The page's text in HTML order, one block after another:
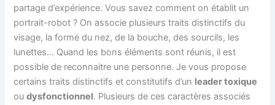
partage d’expérience. Vous savez comment on établit un
portrait-robot ? On associe plusieurs traits distinctifs du
visage, la forme du nez, de la bouche, des sourcils, les
lunettes… Quand les bons éléments sont réunis, il est
possible de reconnaitre une personne. Je vous propose
certains traits distinctifs et constitutifs d’un leader toxique
oudysfonctionnel. Plusieurs de ces caractères associés